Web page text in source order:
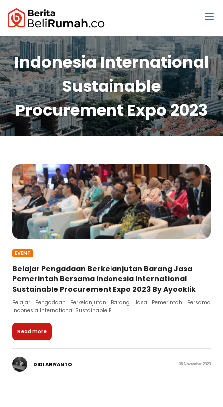
Indonesia International
Sustainable
Procurement Expo 2023
EVENT
Belajar Pengadaan Berkelanjutan Barang Jasa
Pemerintah Bersama Indonesia International
Sustainable Procurement Expo 2023 By Ayooklik
Belajar Pengadaan Berkelanjutan Barang Jasa Pemerintah Bersama
Indonesia International Sustainable P...
Read more
DIDI ARIYANTO 06 November 2023